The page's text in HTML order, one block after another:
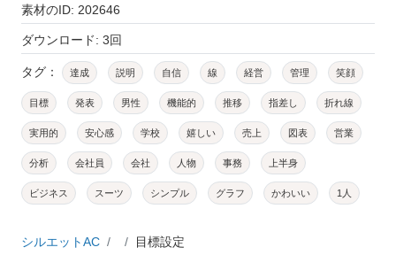
素材のID: 202646
ダウンロード: 3回
タグ： 達成 説明 自信 線 経営 管理 笑顔
目標 発表 男性 機能的 推移 指差し 折れ線
実用的 安心感 学校 嬉しい 売上 図表 営業
分析 会社員 会社 人物 事務 上半身
ビジネス スーツ シンプル グラフ かわいい 1人
シルエットAC 目標設定